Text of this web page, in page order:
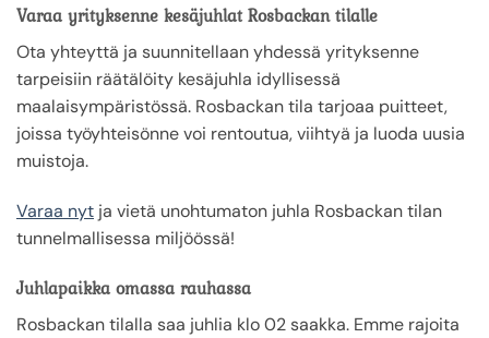
Varaa yrityksenne kesäjuhlat Rosbackan tilalle
Ota yhteyttä ja suunnitellaan yhdessä yrityksenne
tarpeisiin räätälöity kesäjuhla idyllisessä
maalaisympäristössä. Rosbackan tila tarjoaa puitteet,
joissa työyhteisönne voi rentoutua, viihtyä ja luoda uusia
muistoja.
Varaa nyt ja vietä unohtumaton juhla Rosbackan tilan
tunnelmallisessa miljöössä!
Juhlapaikka omassa rauhassa
Rosbackan tilalla saa juhlia klo 02 saakka. Emme rajoita